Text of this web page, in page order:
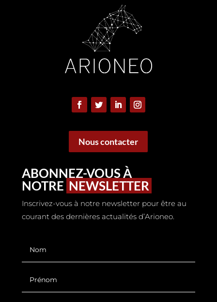
Nous contacter
ABONNEZ-VOUS À
NOTRE NEWSLETTER
Inscrivez-vous à notre newsletter pour être au
courant des dernières actualités d’Arioneo.